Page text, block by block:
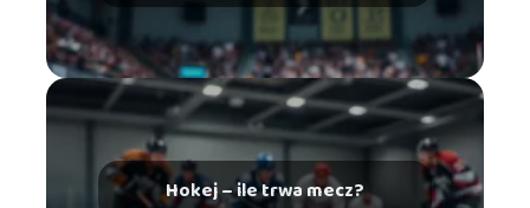
Hokej – ile trwa mecz?